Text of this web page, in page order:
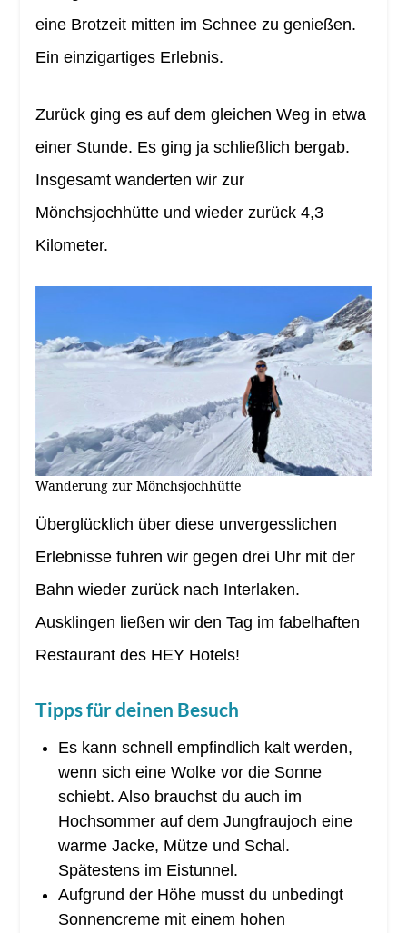
eine Brotzeit mitten im Schnee zu genießen.
Ein einzigartiges Erlebnis.
Zurück ging es auf dem gleichen Weg in etwa
einer Stunde. Es ging ja schließlich bergab.
Insgesamt wanderten wir zur
Mönchsjochhütte und wieder zurück 4,3
Kilometer.
Wanderung zur Mönchsjochhütte
Überglücklich über diese unvergesslichen
Erlebnisse fuhren wir gegen drei Uhr mit der
Bahn wieder zurück nach Interlaken.
Ausklingen ließen wir den Tag im fabelhaften
Restaurant des HEY Hotels!
Tipps für deinen Besuch
Es kann schnell empfindlich kalt werden,
wenn sich eine Wolke vor die Sonne
schiebt. Also brauchst du auch im
Hochsommer auf dem Jungfraujoch eine
warme Jacke, Mütze und Schal.
Spätestens im Eistunnel.
Aufgrund der Höhe musst du unbedingt
Sonnencreme mit einem hohen